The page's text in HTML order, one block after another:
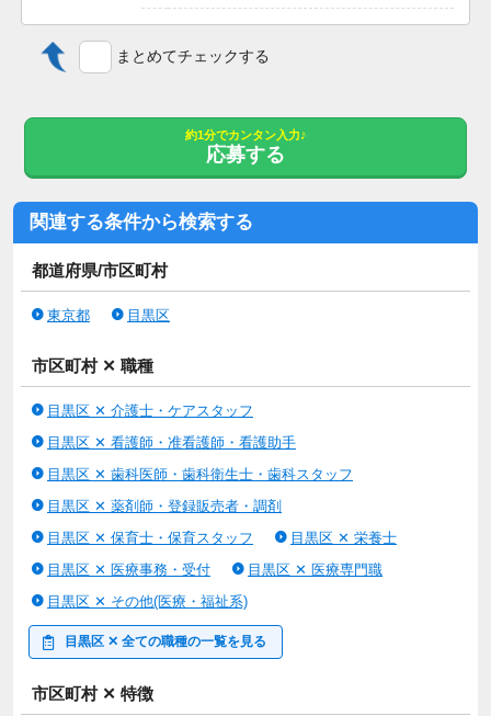
まとめてチェックする
約1分でカンタン入力♪
応募する
関連する条件から検索する
都道府県/市区町村
東京都 目黒区
市区町村 ✕ 職種
目黒区 ✕ 介護士・ケアスタッフ
目黒区 ✕ 看護師・准看護師・看護助手
目黒区 ✕ 歯科医師・歯科衛生士・歯科スタッフ
目黒区 ✕ 薬剤師・登録販売者・調剤
目黒区 ✕ 保育士・保育スタッフ
目黒区 ✕ 栄養士
目黒区 ✕ 医療事務・受付
目黒区 ✕ 医療専門職
目黒区 ✕ その他(医療・福祉系)
目黒区 ✕ 全ての職種の一覧を見る
市区町村 ✕ 特徴